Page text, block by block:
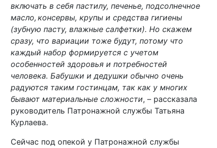
включать в себя пастилу, печенье, подсолнечное
масло, консервы, крупы и средства гигиены
(зубную пасту, влажные салфетки). Но скажем
сразу, что вариации тоже будут, потому что
каждый набор формируется с учетом
особенностей здоровья и потребностей
человека. Бабушки и дедушки обычно очень
радуются таким гостинцам, так как у многих
бывают материальные сложности, – рассказала
руководитель Патронажной службы Татьяна
Курлаева.
Сейчас под опекой у Патронажной службы